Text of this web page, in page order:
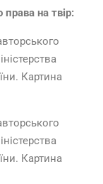
на твір:
Картина
Картина